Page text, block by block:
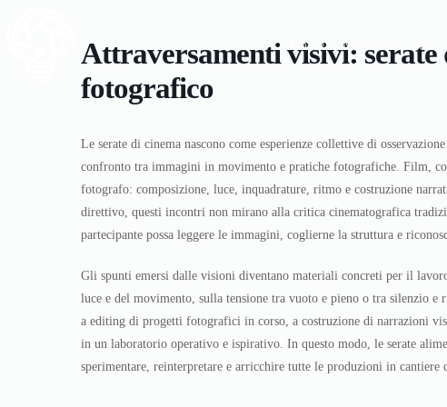
Home Manifesto
Attraversamenti visivi:
fotografico
Le serate di cinema nascono come esperienze collettive di
confronto tra immagini in movimento e pratiche fotografiche. Film,
fotografo: composizione, luce, inquadrature, ritmo e costruzione
direttivo, questi incontri non mirano alla critica cinematografica
partecipante possa leggere le immagini, coglierne la struttura e
Gli spunti emersi dalle visioni diventano materiali concreti per il
luce e del movimento, sulla tensione tra vuoto e pieno o tra silenzio e
a editing di progetti fotografici in corso, a costruzione di narrazioni
in un laboratorio operativo e ispirativo. In questo modo, le serate
sperimentare, reinterpretare e arricchire tutte le produzioni in cantiere